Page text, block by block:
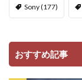
Sony(177)
おすすめ記事